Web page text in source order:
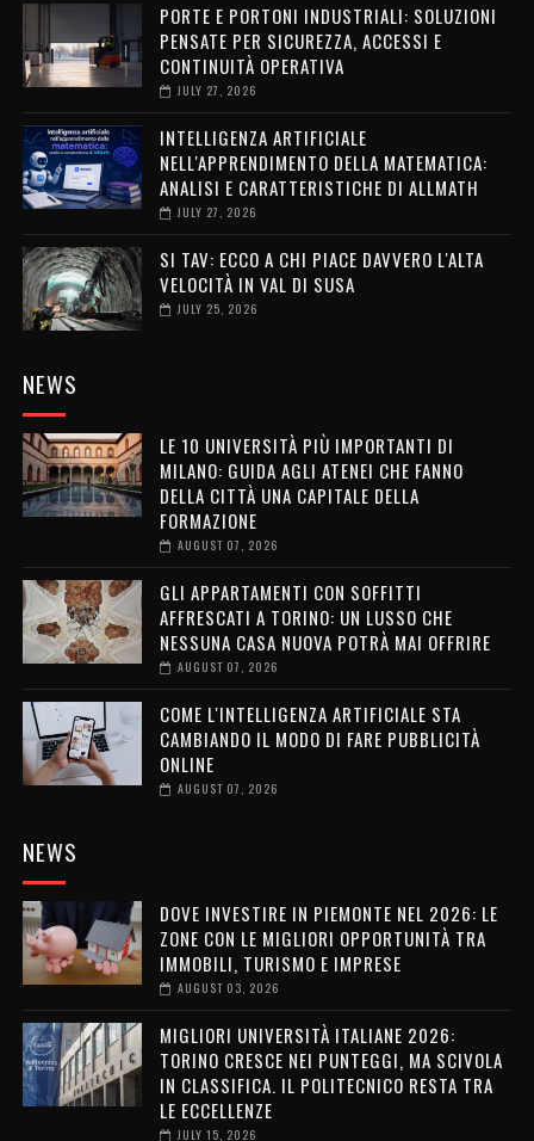
PORTE E PORTONI INDUSTRIALI: SOLUZIONI
PENSATE PER SICUREZZA, ACCESSI E
CONTINUITÀ OPERATIVA
JULY 27, 2026
INTELLIGENZA ARTIFICIALE
NELL'APPRENDIMENTO DELLA MATEMATICA:
ANALISI E CARATTERISTICHE DI ALLMATH
JULY 27, 2026
SI TAV: ECCO A CHI PIACE DAVVERO L'ALTA
VELOCITÀ IN VAL DI SUSA
JULY 25, 2026
NEWS
LE 10 UNIVERSITÀ PIÙ IMPORTANTI DI
MILANO: GUIDA AGLI ATENEI CHE FANNO
DELLA CITTÀ UNA CAPITALE DELLA
FORMAZIONE
AUGUST 07, 2026
GLI APPARTAMENTI CON SOFFITTI
AFFRESCATI A TORINO: UN LUSSO CHE
NESSUNA CASA NUOVA POTRÀ MAI OFFRIRE
AUGUST 07, 2026
COME L'INTELLIGENZA ARTIFICIALE STA
CAMBIANDO IL MODO DI FARE PUBBLICITÀ
ONLINE
AUGUST 07, 2026
NEWS
DOVE INVESTIRE IN PIEMONTE NEL 2026: LE
ZONE CON LE MIGLIORI OPPORTUNITÀ TRA
IMMOBILI, TURISMO E IMPRESE
AUGUST 03, 2026
MIGLIORI UNIVERSITÀ ITALIANE 2026:
TORINO CRESCE NEI PUNTEGGI, MA SCIVOLA
IN CLASSIFICA. IL POLITECNICO RESTA TRA
LE ECCELLENZE
JULY 15, 2026